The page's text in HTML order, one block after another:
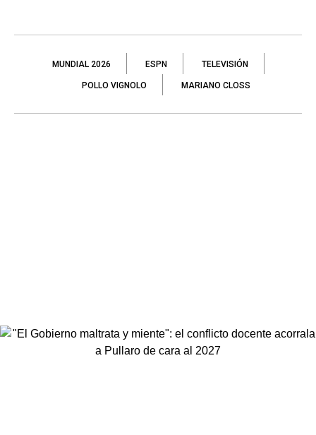
MUNDIAL 2026 ESPN TELEVISIÓN
POLLO VIGNOLO MARIANO CLOSS